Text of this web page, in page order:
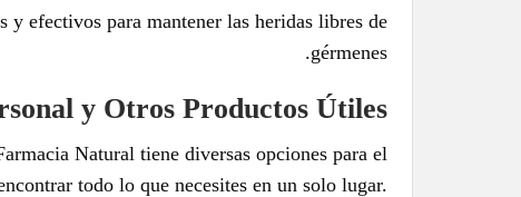
y efectivos para mantener las heridas libres de
gérmenes.
y Otros Productos Útiles
Natural tiene diversas opciones para el
todo lo que necesites en un solo lugar.